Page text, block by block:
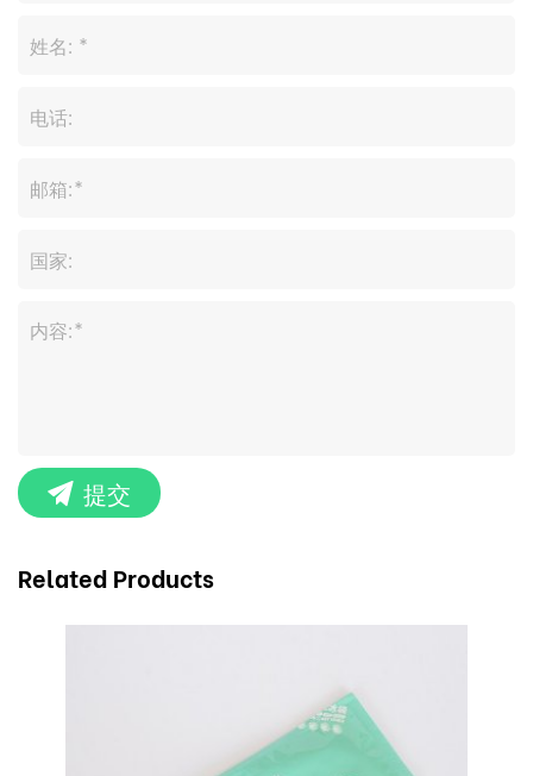
提交
Related Products